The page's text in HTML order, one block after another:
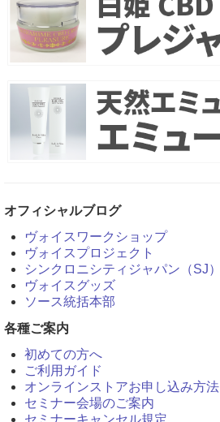
オフィシャルブログ
ヴォイスワークショップ
ヴォイスプロジェクト
シンクロニシティジャパン（SJ）
ヴォイスグッズ
ソース統括本部
各種ご案内
初めての方へ
ご利用ガイド
オンラインストアお申し込み方法
セミナー会場のご案内